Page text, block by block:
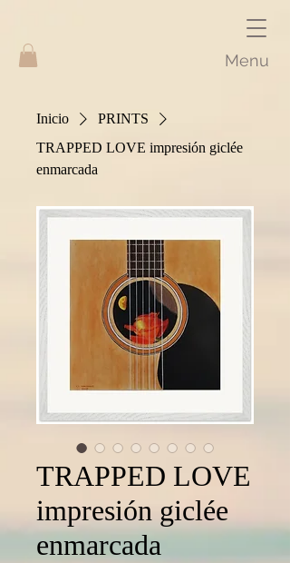
Menu
Inicio
PRINTS
TRAPPED LOVE impresión giclée
enmarcada
TRAPPED LOVE
impresión giclée
enmarcada